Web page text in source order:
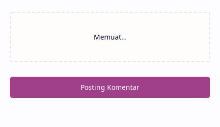
Memuat…
Posting Komentar